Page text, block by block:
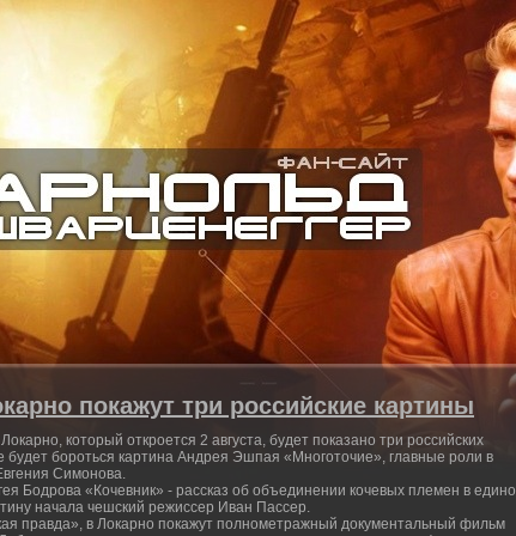
покажут три российские картины
который откроется 2 августа, будет показано три российских
будет бороться картина Андрея Эшпая «Многоточие», главные роли в
Симонова.
Бодрова «Кочевник» - рассказ об объединении кочевых племен в
начала чешский режиссер Иван Пассер.
правда», в Локарно покажут полнометражный документальный фильм